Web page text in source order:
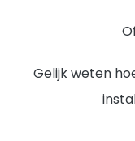
Gelijk weten